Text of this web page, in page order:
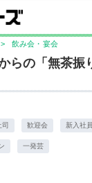
> 飲み会・宴会
らの「無茶振
歓迎会 新入社員
一発芸